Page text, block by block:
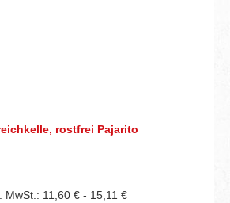
rostfrei Pajarito
MwSt.: 11,60 € - 15,11 €